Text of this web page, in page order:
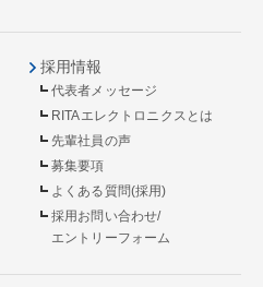
採用情報
代表者メッセージ
RITAエレクトロニクスとは
先輩社員の声
募集要項
よくある質問(採用)
採用お問い合わせ/
エントリーフォーム